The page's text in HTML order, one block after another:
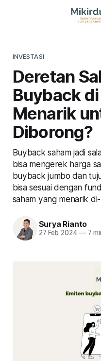
INVESTASI
Deretan
Buyback
Menarik
Diborong?
Buyback saham jadi
bisa mengerek harga
buyback jumbo dan
bisa sesuai dengan
saham yang menarik
Surya Rianto
27 Feb 2024 —7